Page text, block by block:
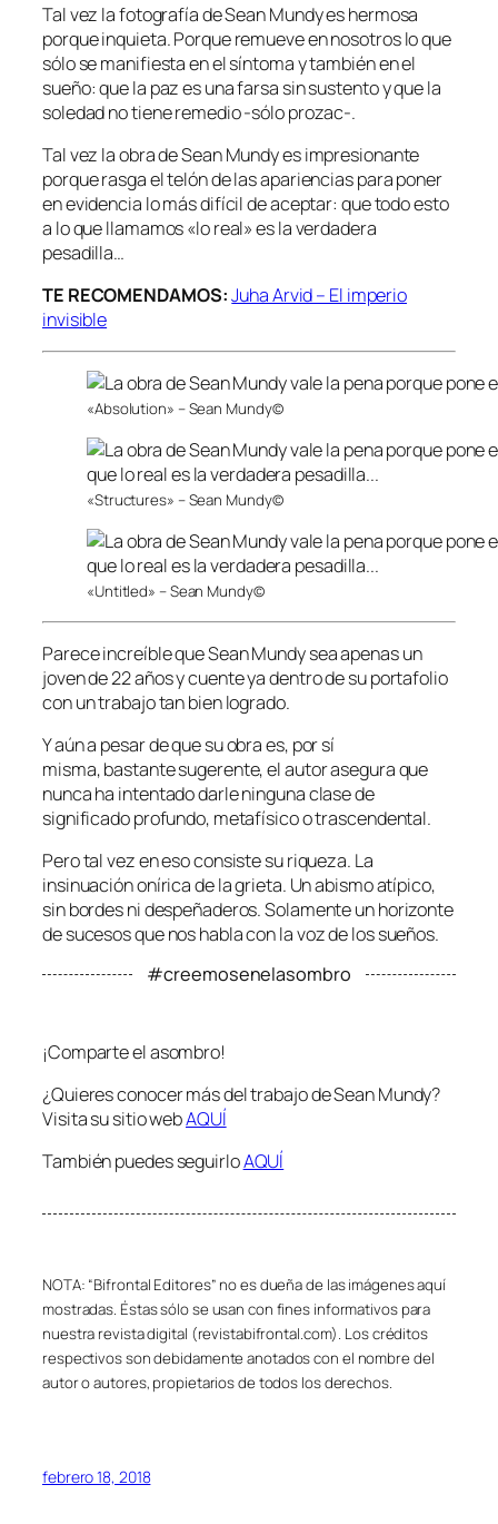
Tal vez la fotografía de Sean Mundy es hermosa
porque inquieta. Porque remueve en nosotros lo que
sólo se manifiesta en el síntoma y también en el
sueño: que la paz es una farsa sin sustento y que la
soledad no tiene remedio -sólo prozac-.
Tal vez la obra de Sean Mundy es impresionante
porque rasga el telón de las apariencias para poner
en evidencia lo más difícil de aceptar: que todo esto
a lo que llamamos «lo real» es la verdadera
pesadilla…
TE RECOMENDAMOS:Juha Arvid – El imperio
invisible
«Absolution» – Sean Mundy©
«Structures» – Sean Mundy©
«Untitled» – Sean Mundy©
Parece increíble que Sean Mundy sea apenas un
joven de 22 años y cuente ya dentro de su portafolio
con un trabajo tan bien logrado.
Y aún a pesar de que su obra es, por sí
misma, bastante sugerente, el autor asegura que
nunca ha intentado darle ninguna clase de
significado profundo, metafísico o trascendental.
Pero tal vez en eso consiste su riqueza. La
insinuación onírica de la grieta. Un abismo atípico,
sin bordes ni despeñaderos. Solamente un horizonte
de sucesos que nos habla con la voz de los sueños.
#creemosenelasombro
¡Comparte el asombro!
¿Quieres conocer más del trabajo de Sean Mundy?
Visita su sitio webAQUÍ
También puedes seguirloAQUÍ
NOTA: “Bifrontal Editores” no es dueña de las imágenes aquí
mostradas. Éstas sólo se usan con fines informativos para
nuestra revista digital (revistabifrontal.com). Los créditos
respectivos son debidamente anotados con el nombre del
autor o autores, propietarios de todos los derechos.
febrero 18, 2018